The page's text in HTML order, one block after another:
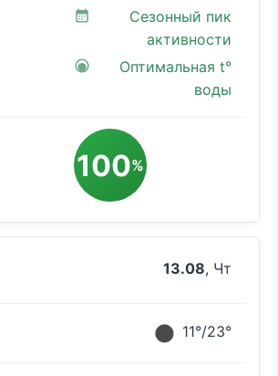
Сезонный пик
активности
Оптимальная t°
воды
100%
13.08, Чт
11°/23°